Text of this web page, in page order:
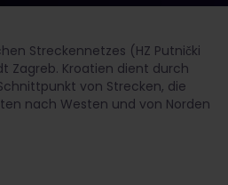
Streckennetzes (HZ Putnički
Zagreb. Kroatien dient durch
von Strecken, die
nach Westen und von Norden